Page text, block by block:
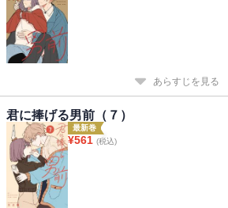
あらすじを見る
君に捧げる男前（７）
最新巻
¥561 (税込)